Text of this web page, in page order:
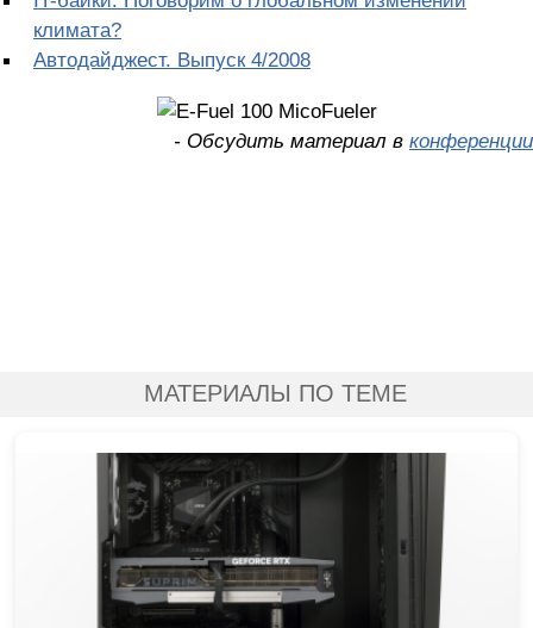
климата?
Автодайджест. Выпуск 4/2008
- Обсудить материал в конференции
МАТЕРИАЛЫ ПО ТЕМЕ